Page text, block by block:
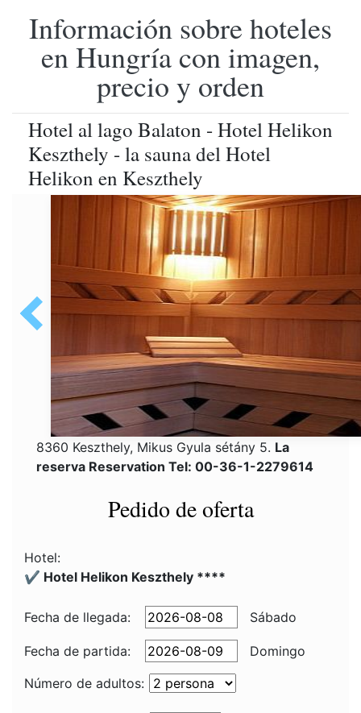
Información sobre hoteles
en Hungría con imagen,
precio y orden
Hotel al lago Balaton - Hotel Helikon
Keszthely - la sauna del Hotel
Helikon en Keszthely
8360 Keszthely, Mikus Gyula sétány 5. La
reserva Reservation Tel: 00-36-1-2279614
Pedido de oferta
Hotel:
✔️ Hotel Helikon Keszthely ****
Fecha de llegada: Sábado
Fecha de partida:
Domingo
Número de adultos: